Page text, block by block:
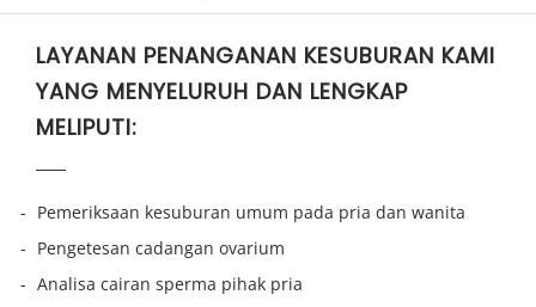
LAYANAN PENANGANAN KESUBURAN KAMI
YANG MENYELURUH DAN LENGKAP
MELIPUTI:
Pemeriksaan kesuburan umum pada pria dan wanita
Pengetesan cadangan ovarium
Analisa cairan sperma pihak pria